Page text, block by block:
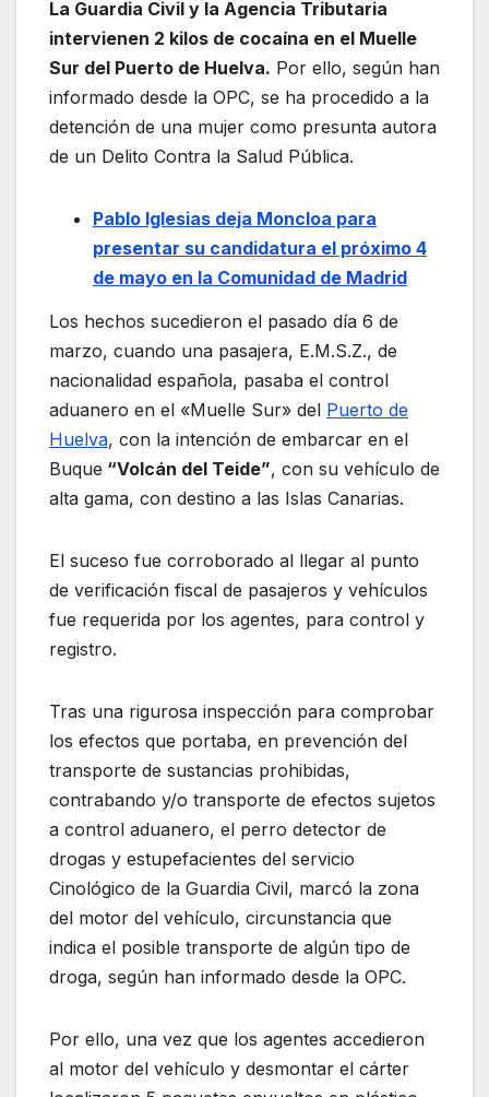
La Guardia Civil y la Agencia Tributaria
intervienen 2 kilos de cocaína en el Muelle
Sur del Puerto de Huelva. Por ello, según han
informado desde la OPC, se ha procedido a la
detención de una mujer como presunta autora
de un Delito Contra la Salud Pública.
Pablo Iglesias deja Moncloa para
presentar su candidatura el próximo 4
de mayo en la Comunidad de Madrid
Los hechos sucedieron el pasado día 6 de
marzo, cuando una pasajera, E.M.S.Z., de
nacionalidad española, pasaba el control
aduanero en el «Muelle Sur» del Puerto de
Huelva, con la intención de embarcar en el
Buque “Volcán del Teide”, con su vehículo de
alta gama, con destino a las Islas Canarias.
El suceso fue corroborado al llegar al punto
de verificación fiscal de pasajeros y vehículos
fue requerida por los agentes, para control y
registro.
Tras una rigurosa inspección para comprobar
los efectos que portaba, en prevención del
transporte de sustancias prohibidas,
contrabando y/o transporte de efectos sujetos
a control aduanero, el perro detector de
drogas y estupefacientes del servicio
Cinológico de la Guardia Civil, marcó la zona
del motor del vehículo, circunstancia que
indica el posible transporte de algún tipo de
droga, según han informado desde la OPC.
Por ello, una vez que los agentes accedieron
al motor del vehículo y desmontar el cárter